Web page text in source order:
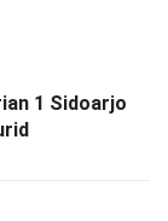
1 Sidoarjo